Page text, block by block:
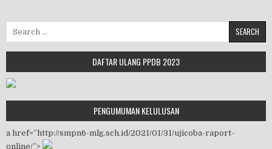
DAFTAR ULANG PPDB 2023
PENGUMUMAN KELULUSAN
a href=”http://smpn6-mlg.sch.id/2021/01/31/ujicoba-raport-
online/”>